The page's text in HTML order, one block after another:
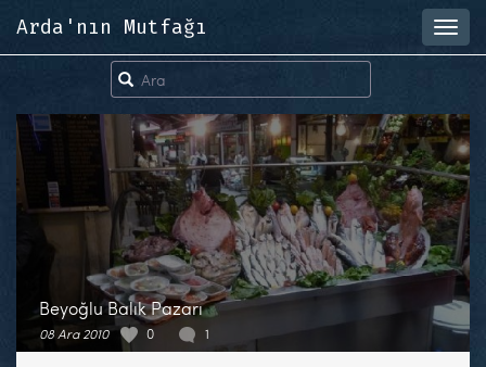
Arda'nın Mutfağı
Beyoğlu Balık Pazarı
08 Ara 2010 0 1